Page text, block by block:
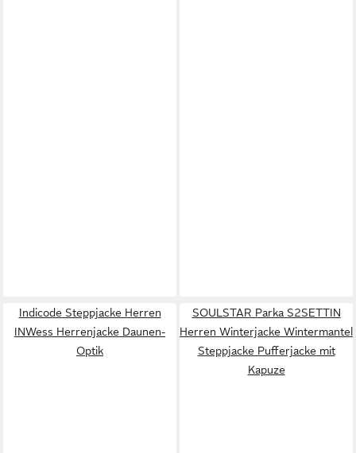
Indicode Steppjacke Herren
INWess Herrenjacke Daunen-
Optik
SOULSTAR Parka S2SETTIN
Herren Winterjacke Wintermantel
Steppjacke Pufferjacke mit
Kapuze